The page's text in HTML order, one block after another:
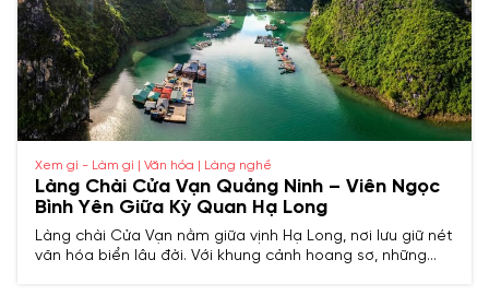
Xem gì - Làm gì | Văn hóa | Làng nghề
Làng Chài Cửa Vạn Quảng Ninh – Viên Ngọc
Bình Yên Giữa Kỳ Quan Hạ Long
Làng chài Cửa Vạn nằm giữa vịnh Hạ Long, nơi lưu giữ nét
văn hóa biển lâu đời. Với khung cảnh hoang sơ, những